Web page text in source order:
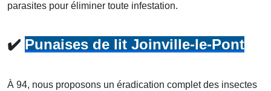
parasites pour éliminer toute infestation.
✔️ Punaises de lit Joinville-le-Pont
À 94, nous proposons un éradication complet des insectes